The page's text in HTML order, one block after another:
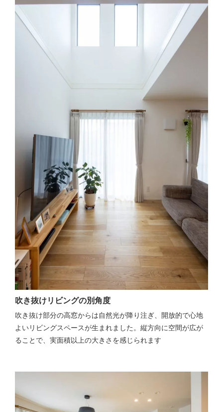
吹き抜けリビングの別角度
吹き抜け部分の高窓からは自然光が降り注ぎ、開放的で心地
よいリビングスペースが生まれました。縦方向に空間が広が
ることで、実面積以上の大きさを感じられます